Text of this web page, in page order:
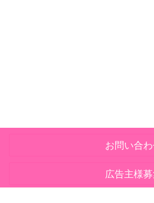
お問い合
広告主様